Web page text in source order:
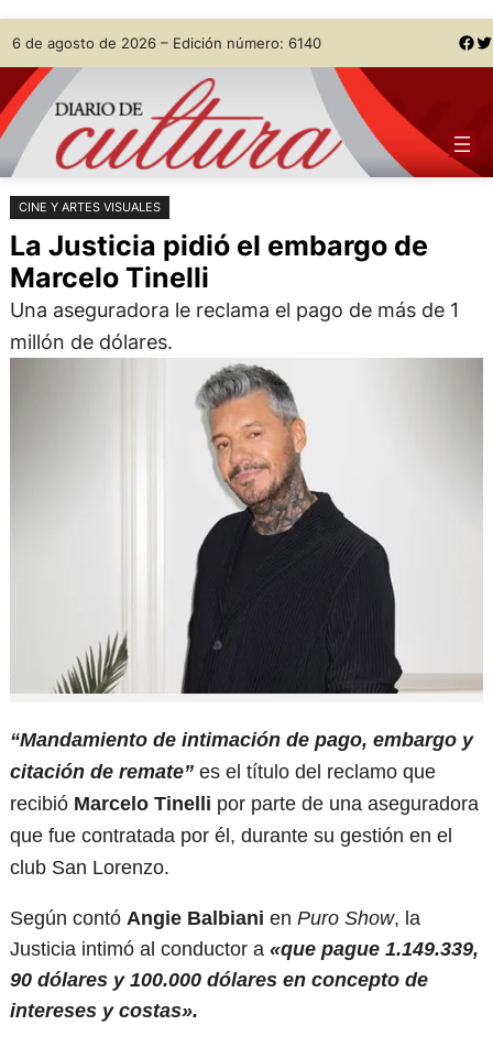
Saltar
al
contenido
Skip
to
content
6 de agosto de 2026 – Edición número: 6140 Facebook Twitter
CINE Y ARTES VISUALES
La Justicia pidió el embargo de
Marcelo Tinelli
Una aseguradora le reclama el pago de más de 1
millón de dólares.
“Mandamiento de intimación de pago, embargo y
citación de remate” es el título del reclamo que
recibió Marcelo Tinelli por parte de una aseguradora
que fue contratada por él, durante su gestión en el
club San Lorenzo.
Según contó Angie Balbiani en Puro Show, la
Justicia intimó al conductor a «que pague 1.149.339,
90 dólares y 100.000 dólares en concepto de
intereses y costas».